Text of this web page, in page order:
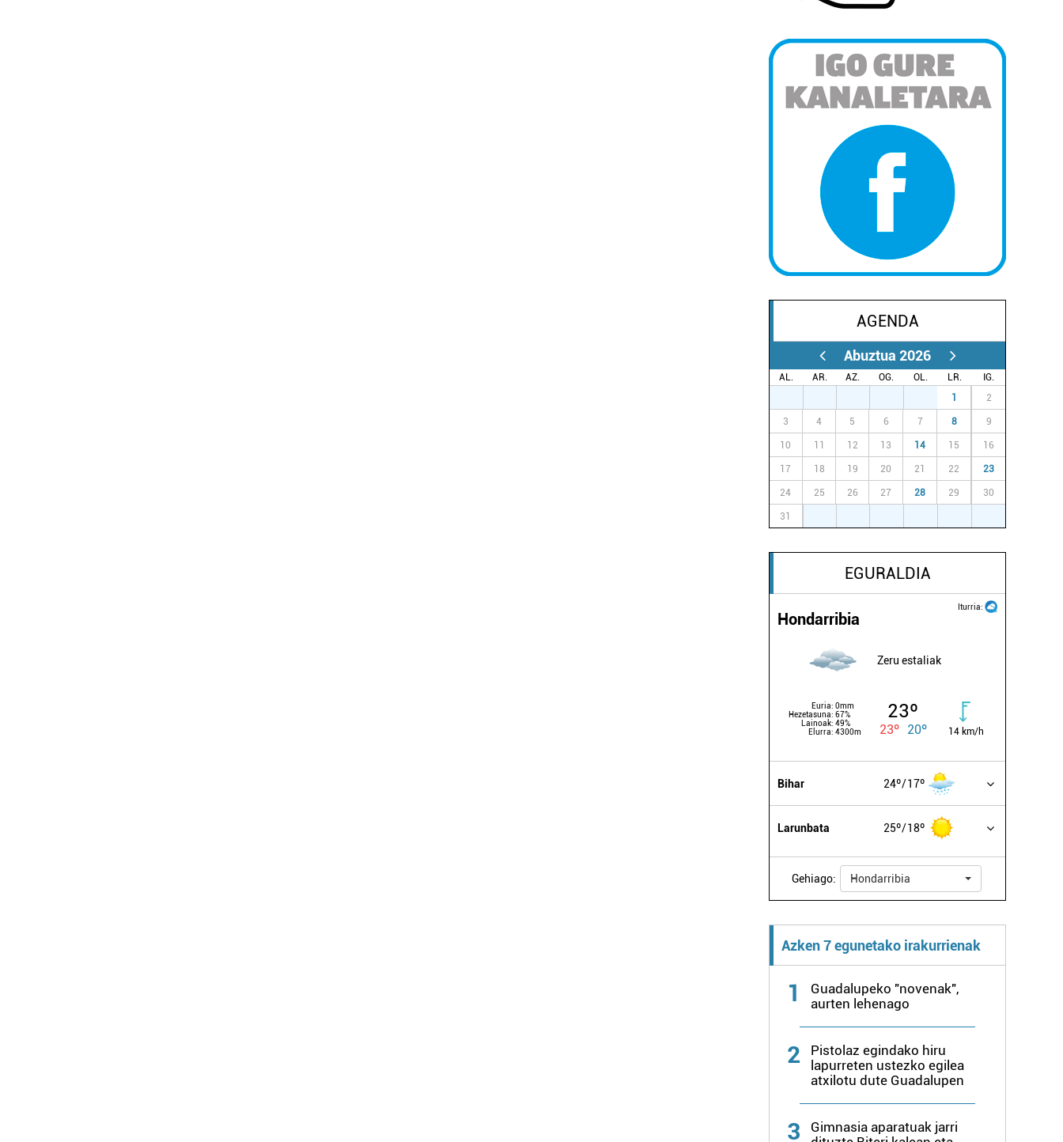
AGENDA
Abuztua 2026
AL. AR. AZ. OG. OL. LR.
IG.
1 2
3 4 5 6 7 8 9
10 11 12 13 14 15 16
17 18 19 20 21 22 23
24 25 26 27 28 29 30
31
EGURALDIA
Iturria:
Hondarribia
Zeru estaliak
Euria: 0mm
Hezetasuna: 67%
Lainoak: 49%
Elurra: 4300m
23º
23º 20º 14 km/h
Bihar 24º 17º
Larunbata 25º 18º
Gehiago: Hondarribia
Azken 7 egunetako irakurrienak
1
Guadalupeko "novenak",
aurten lehenago
2
Pistolaz egindako hiru
lapurreten ustezko egilea
atxilotu dute Guadalupen
3
Gimnasia aparatuak jarri